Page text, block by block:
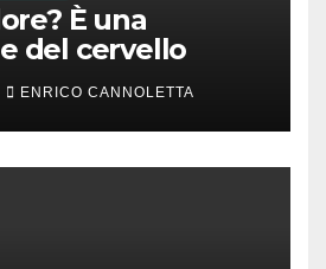
È una
del cervello
ENRICO CANNOLETTA